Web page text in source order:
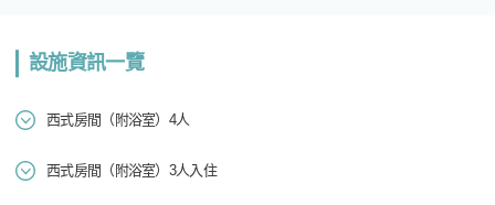
設施資訊一覽
西式房間（附浴室）4人
西式房間（附浴室）3人入住